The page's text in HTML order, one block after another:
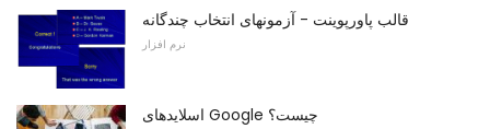
قالب پاورپوینت - آزمونهای انتخاب چندگانه
نرم افزار
اسلایدهای Google چیست؟